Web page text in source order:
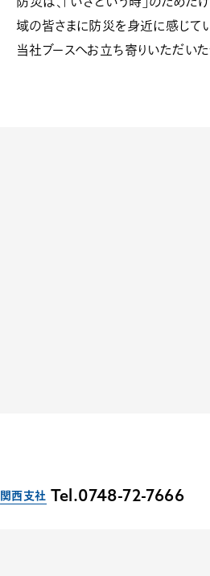
域の皆さまに防災を身近に感じて
当社ブースへお立ち寄りいただいた
関西支社 Tel.0748-72-7666